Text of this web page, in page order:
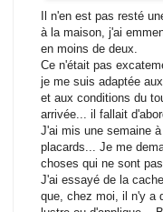
Il n'en est pas resté
à la maison, j'ai
en moins de deux.
Ce n'était pas
je me suis adaptée
et aux conditions du
arrivée... il fallait
J'ai mis une semaine
placards... Je me
choses qui ne sont
J'ai essayé de la
que, chez moi, il n'y a